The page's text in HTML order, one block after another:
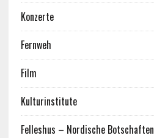
Konzerte
Fernweh
Film
Kulturinstitute
Felleshus – Nordische Botschaften